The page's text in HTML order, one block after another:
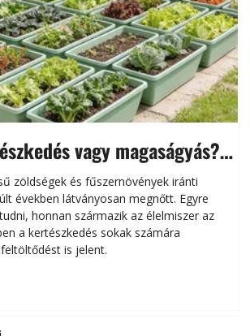
vagy magaságyás?
kertészkedés
zöldségek és fűszernövények iránti
években látványosan megnőtt. Egyre
honnan származik az élelmiszer az
a kertészkedés sokak számára
is jelent.